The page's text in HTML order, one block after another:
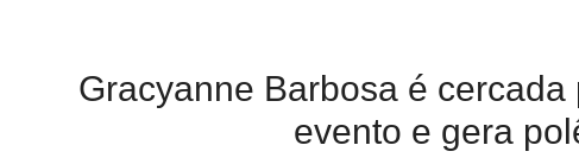
Gracyanne Barbosa é
evento e gera